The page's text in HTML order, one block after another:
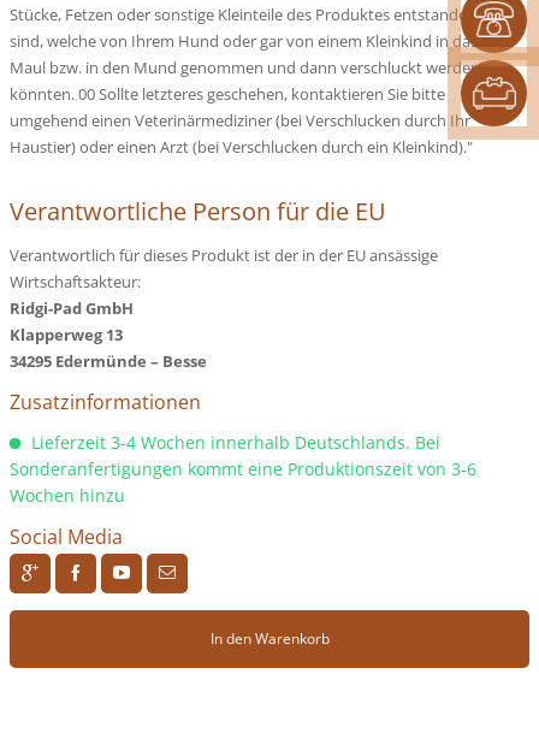
Stücke, Fetzen oder sonstige Kleinteile des Produktes entstanden
sind, welche von Ihrem Hund oder gar von einem Kleinkind in das
Maul bzw. in den Mund genommen und dann verschluckt werden
könnten. 00 Sollte letzteres geschehen, kontaktieren Sie bitte
umgehend einen Veterinärmediziner (bei Verschlucken durch Ihr
Haustier) oder einen Arzt (bei Verschlucken durch ein Kleinkind)."
Verantwortliche Person für die EU
Verantwortlich für dieses Produkt ist der in der EU ansässige
Wirtschaftsakteur:
Ridgi-Pad GmbH
Klapperweg 13
34295 Edermünde – Besse
Zusatzinformationen
Lieferzeit 3-4 Wochen innerhalb Deutschlands. Bei
Sonderanfertigungen kommt eine Produktionszeit von 3-6
Wochen hinzu
Social Media
R H F J
In den Warenkorb